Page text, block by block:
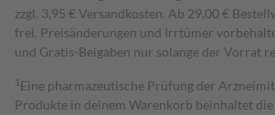
zzgl. 3,95 € Versandkosten. Ab 29,00 €
frei. Preisänderungen und Irrtümer
und Gratis-Beigaben nur solange der Vorrat
1 Eine pharmazeutische Prüfung der
Produkte in deinem Warenkorb beinhaltet